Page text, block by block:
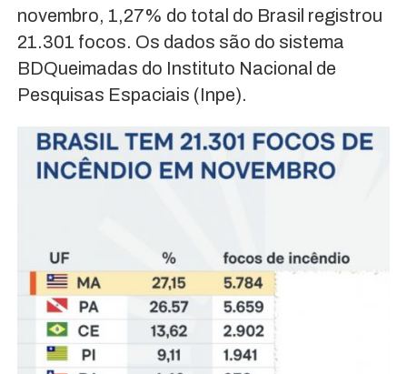
novembro, 1,27% do total do Brasil registrou
21.301 focos. Os dados são do sistema
BDQueimadas do Instituto Nacional de
Pesquisas Espaciais (Inpe).